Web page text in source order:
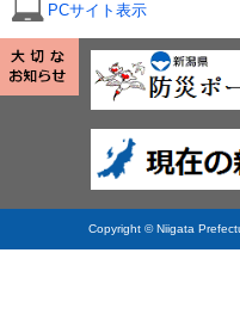
PCサイト表示
Copyright © Niigata